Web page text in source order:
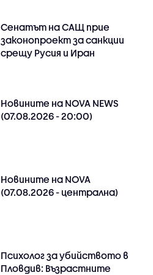
Сенатът на САЩ прие
законопроект за санкции
срещу Русия и Иран
Новините на NOVA NEWS
(07.08.2026 - 20:00)
Новините на NOVA
(07.08.2026 - централна)
Психолог за убийството в
Пловдив: Възрастните